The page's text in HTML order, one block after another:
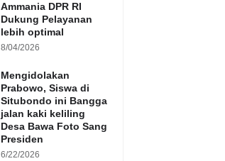
Ammania DPR RI
Dukung Pelayanan
lebih optimal
8/04/2026
Mengidolakan
Prabowo, Siswa di
Situbondo ini Bangga
jalan kaki keliling
Desa Bawa Foto Sang
Presiden
6/22/2026